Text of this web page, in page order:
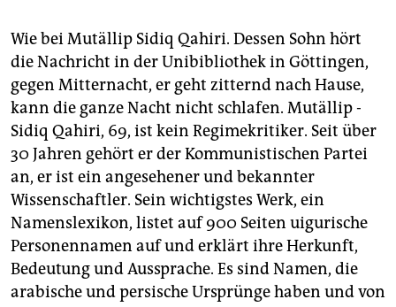
Wie bei Mutällip Sidiq Qahiri. Dessen Sohn hört
die Nachricht in der Unibibliothek in Göttingen,
gegen Mitternacht, er geht zitternd nach Hause,
kann die ganze Nacht nicht schlafen. Mutällip ­
Sidiq Qahiri, 69, ist kein Regimekritiker. Seit über
30 Jahren gehört er der Kommunistischen Partei
an, er ist ein angesehener und bekannter
Wissenschaftler. Sein wichtigstes Werk, ein
Namenslexikon, listet auf 900 Seiten uigurische
Personennamen auf und erklärt ihre Herkunft,
Bedeutung und Aussprache. Es sind Namen, die
arabische und persische Ursprünge haben und von